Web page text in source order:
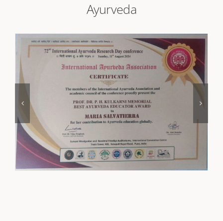
Asociación Internacional de
Ayurveda